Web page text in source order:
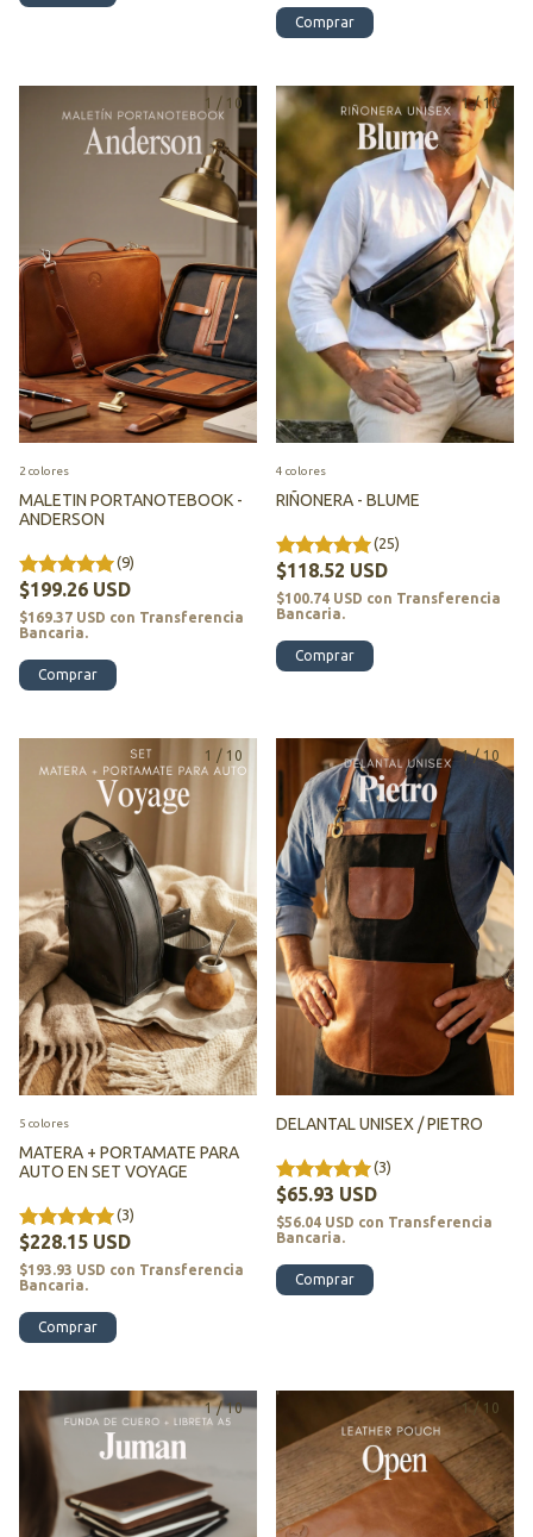
Comprar
1 / 10
MALETIN PORTANOTEBOOK -
ANDERSON
(9)
$199.26 USD
$169.37 USD con Transferencia
Bancaria.
2 colores
Comprar
1/10
RIÑONERA - BLUME
(25)
$118.52 USD
$100.74 USD con Transferencia
Bancaria.
4 colores
Comprar
1 / 10
MATERA + PORTAMATE PARA
AUTO EN SET VOYAGE
(3)
$228.15 USD
$193.93 USD con Transferencia
Bancaria.
5 colores
Comprar
1/10
DELANTAL UNISEX / PIETRO
(3)
$65.93 USD
$56.04 USD con Transferencia
Bancaria.
1/10 1/10